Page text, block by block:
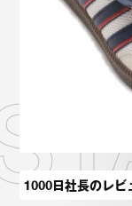
プ
1000日社長のレビ